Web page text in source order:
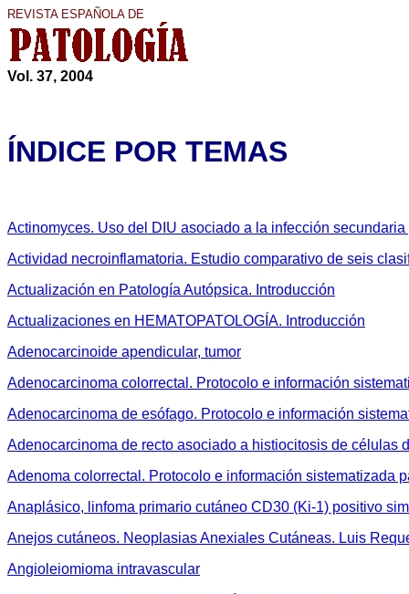
REVISTA ESPAÑOLA DE
Vol. 37, 2004
ÍNDICE POR TEMAS
Actinomyces. Uso del DIU asociado a la infección secundaria
Actividad necroinflamatoria. Estudio comparativo de seis
Actualización en Patología Autópsica. Introducción
Actualizaciones en HEMATOPATOLOGÍA. Introducción
Adenocarcinoide apendicular, tumor
Adenocarcinoma colorrectal. Protocolo e información
Adenocarcinoma de esófago. Protocolo e información
Adenocarcinoma de recto asociado a histiocitosis de células
Adenoma colorrectal. Protocolo e información sistematizada
Anaplásico, linfoma primario cutáneo CD30 (Ki-1) positivo
Anejos cutáneos. Neoplasias Anexiales Cutáneas. Luis
Angioleiomioma intravascular